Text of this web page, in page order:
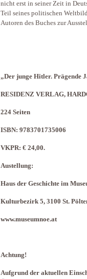
nicht erst in seiner Zeit in
Teil seines politischen
Autoren des Buches zur
„Der junge Hitler. Prägende
RESIDENZ VERLAG,
224 Seiten
ISBN: 9783701735006
VKPR: € 24,00.
Austellung:
Haus der Geschichte im
Kulturbezirk 5, 3100 St.
www.museumnoe.at
Achtung!
Aufgrund der aktuellen